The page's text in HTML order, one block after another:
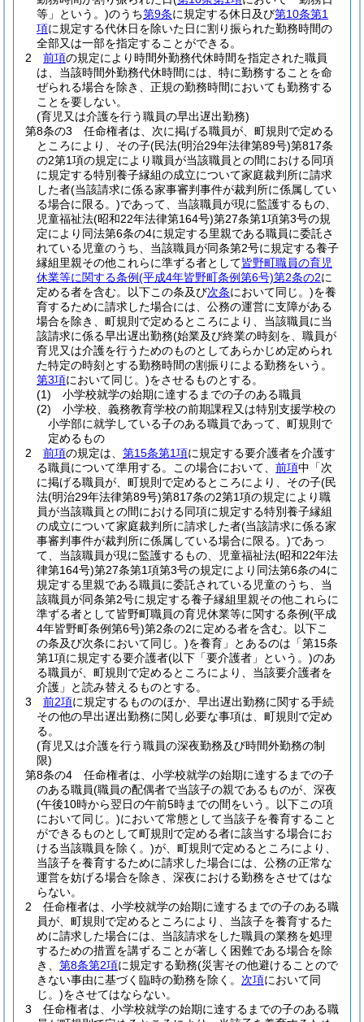
等」という。)のうち第9条に規定する休日及び第10条第1
項に規定する代休日を除いた日に割り振られた勤務時間の
全部又は一部を指定することができる。
2
前項の規定により時間外勤務代休時間を指定された職員
は、当該時間外勤務代休時間には、特に勤務することを命
ぜられる場合を除き、正規の勤務時間においても勤務する
ことを要しない。
(育児又は介護を行う職員の早出遅出勤務)
第8条の3
任命権者は、次に掲げる職員が、町規則で定める
ところにより、その子(民法(明治29年法律第89号)第817条
の2第1項の規定により職員が当該職員との間における同項
に規定する特別養子縁組の成立について家庭裁判所に請求
した者(当該請求に係る家事審判事件が裁判所に係属してい
る場合に限る。)であって、当該職員が現に監護するもの、
児童福祉法(昭和22年法律第164号)第27条第1項第3号の規
定により同法第6条の4に規定する里親である職員に委託さ
れている児童のうち、当該職員が同条第2号に規定する養子
縁組里親その他これらに準ずる者として皆野町職員の育児
休業等に関する条例(平成4年皆野町条例第6号)第2条の2に
定める者を含む。以下この条及び次条において同じ。)を養
育するために請求した場合には、公務の運営に支障がある
場合を除き、町規則で定めるところにより、当該職員に当
該請求に係る早出遅出勤務(始業及び終業の時刻を、職員が
育児又は介護を行うためのものとしてあらかじめ定められ
た特定の時刻とする勤務時間の割振りによる勤務をいう。
第3項において同じ。)をさせるものとする。
(1)
小学校就学の始期に達するまでの子のある職員
(2)
小学校、義務教育学校の前期課程又は特別支援学校の
小学部に就学している子のある職員であって、町規則で
定めるもの
2
前項の規定は、 第15条第1項に規定する要介護者を介護す
る職員について準用する。
この場合において、 前項中「次
に掲げる職員が、町規則で定めるところにより、その子(民
法(明治29年法律第89号)第817条の2第1項の規定により職
員が当該職員との間における同項に規定する特別養子縁組
の成立について家庭裁判所に請求した者(当該請求に係る家
事審判事件が裁判所に係属している場合に限る。)であっ
て、当該職員が現に監護するもの、児童福祉法(昭和22年法
律第164号)第27条第1項第3号の規定により同法第6条の4に
規定する里親である職員に委託されている児童のうち、当
該職員が同条第2号に規定する養子縁組里親その他これらに
準ずる者として皆野町職員の育児休業等に関する条例(平成
4年皆野町条例第6号)第2条の2に定める者を含む。以下こ
の条及び次条において同じ。)を養育」とあるのは「第15条
第1項に規定する要介護者(以下「要介護者」という。)のあ
る職員が、町規則で定めるところにより、当該要介護者を
介護」と読み替えるものとする。
3
前2項に規定するもののほか、早出遅出勤務に関する手続
その他の早出遅出勤務に関し必要な事項は、町規則で定め
る。
(育児又は介護を行う職員の深夜勤務及び時間外勤務の制
限)
第8条の4
任命権者は、小学校就学の始期に達するまでの子
のある職員(職員の配偶者で当該子の親であるものが、深夜
(午後10時から翌日の午前5時までの間をいう。以下この項
において同じ。)において常態として当該子を養育すること
ができるものとして町規則で定める者に該当する場合にお
ける当該職員を除く。)が、町規則で定めるところにより、
当該子を養育するために請求した場合には、公務の正常な
運営を妨げる場合を除き、深夜における勤務をさせてはな
らない。
2
任命権者は、小学校就学の始期に達するまでの子のある職
員が、町規則で定めるところにより、当該子を養育するた
めに請求した場合には、当該請求をした職員の業務を処理
するための措置を講ずることが著しく困難である場合を除
き、 第8条第2項に規定する勤務(災害その他避けることので
きない事由に基づく臨時の勤務を除く。 次項において同
じ。)をさせてはならない。
3
任命権者は、小学校就学の始期に達するまでの子のある職